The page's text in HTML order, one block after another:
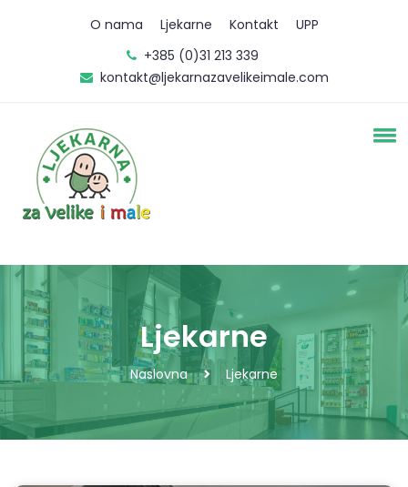
O nama Ljekarne Kontakt
UPP
+385 (0)31 213 339
kontakt@ljekarnazavelikeimale.com
Ljekarne
Naslovna Ljekarne